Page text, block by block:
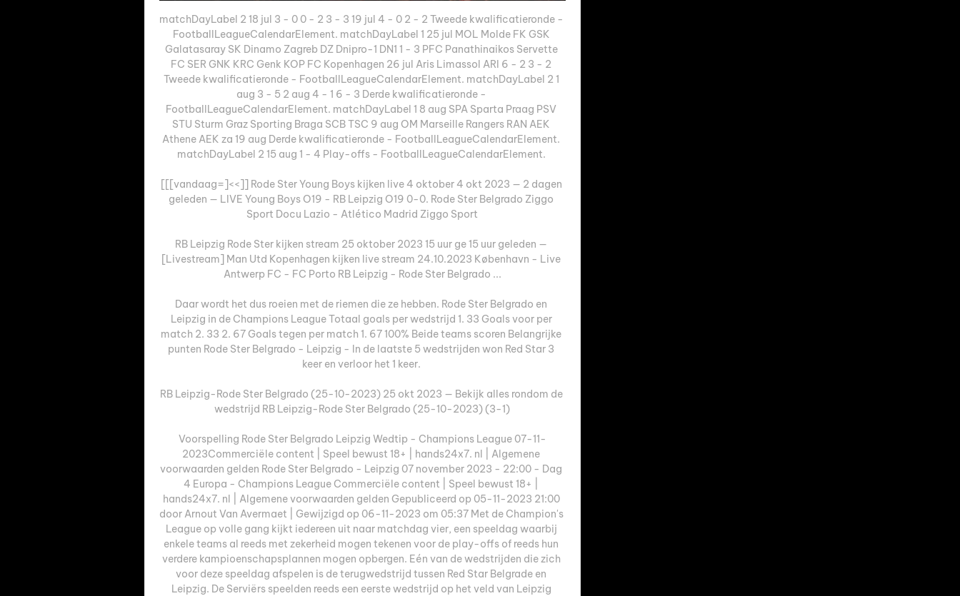
matchDayLabel 2 18 jul 3 - 0 0 - 2 3 - 3 19 jul 4 - 0 2 - 2 Tweede kwalificatieronde -
FootballLeagueCalendarElement. matchDayLabel 1 25 jul MOL Molde FK GSK
Galatasaray SK Dinamo Zagreb DZ Dnipro-1 DN1 1 - 3 PFC Panathinaikos Servette
FC SER GNK KRC Genk KOP FC Kopenhagen 26 jul Aris Limassol ARI 6 - 2 3 - 2
Tweede kwalificatieronde - FootballLeagueCalendarElement. matchDayLabel 2 1
aug 3 - 5 2 aug 4 - 1 6 - 3 Derde kwalificatieronde -
FootballLeagueCalendarElement. matchDayLabel 1 8 aug SPA Sparta Praag PSV
STU Sturm Graz Sporting Braga SCB TSC 9 aug OM Marseille Rangers RAN AEK
Athene AEK za 19 aug Derde kwalificatieronde - FootballLeagueCalendarElement.
matchDayLabel 2 15 aug 1 - 4 Play-offs - FootballLeagueCalendarElement.
[[[vandaag=]<<]] Rode Ster Young Boys kijken live 4 oktober 4 okt 2023 — 2 dagen
geleden — LIVE Young Boys O19 - RB Leipzig O19 0-0. Rode Ster Belgrado Ziggo
Sport Docu Lazio - Atlético Madrid Ziggo Sport
RB Leipzig Rode Ster kijken stream 25 oktober 2023 15 uur ge 15 uur geleden —
[Livestream] Man Utd Kopenhagen kijken live stream 24.10.2023 København - Live
Antwerp FC - FC Porto RB Leipzig - Rode Ster Belgrado ...
Daar wordt het dus roeien met de riemen die ze hebben. Rode Ster Belgrado en
Leipzig in de Champions League Totaal goals per wedstrijd 1. 33 Goals voor per
match 2. 33 2. 67 Goals tegen per match 1. 67 100% Beide teams scoren Belangrijke
punten Rode Ster Belgrado - Leipzig - In de laatste 5 wedstrijden won Red Star 3
keer en verloor het 1 keer.
RB Leipzig-Rode Ster Belgrado (25-10-2023) 25 okt 2023 — Bekijk alles rondom de
wedstrijd RB Leipzig-Rode Ster Belgrado (25-10-2023) (3-1)
Voorspelling Rode Ster Belgrado Leipzig Wedtip - Champions League 07-11-
2023Commerciële content | Speel bewust 18+ | hands24x7. nl | Algemene
voorwaarden gelden Rode Ster Belgrado - Leipzig 07 november 2023 - 22:00 - Dag
4 Europa - Champions League Commerciële content | Speel bewust 18+ |
hands24x7. nl | Algemene voorwaarden gelden Gepubliceerd op 05-11-2023 21:00
door Arnout Van Avermaet | Gewijzigd op 06-11-2023 om 05:37 Met de Champion's
League op volle gang kijkt iedereen uit naar matchdag vier, een speeldag waarbij
enkele teams al reeds met zekerheid mogen tekenen voor de play-offs of reeds hun
verdere kampioenschapsplannen mogen opbergen. Eén van de wedstrijden die zich
voor deze speeldag afspelen is de terugwedstrijd tussen Red Star Belgrade en
Leipzig. De Serviërs speelden reeds een eerste wedstrijd op het veld van Leipzig